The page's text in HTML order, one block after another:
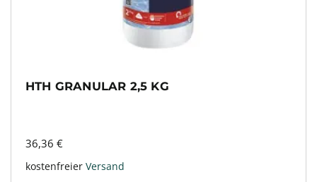
HTH GRANULAR 2,5 KG
36,36 €
kostenfreier Versand